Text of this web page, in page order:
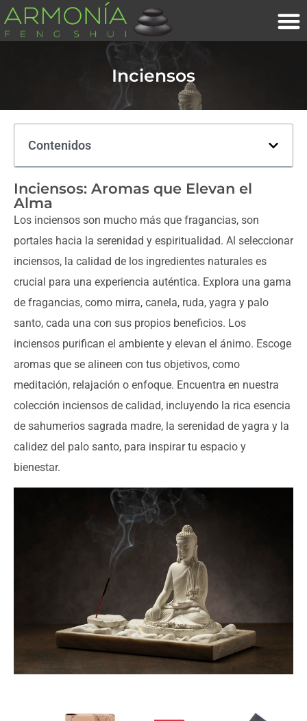
Inciensos
Contenidos
Inciensos: Aromas que Elevan el
Alma
Los inciensos son mucho más que fragancias, son
portales hacia la serenidad y espiritualidad. Al seleccionar
inciensos, la calidad de los ingredientes naturales es
crucial para una experiencia auténtica. Explora una gama
de fragancias, como mirra, canela, ruda, yagra y palo
santo, cada una con sus propios beneficios. Los
inciensos purifican el ambiente y elevan el ánimo. Escoge
aromas que se alineen con tus objetivos, como
meditación, relajación o enfoque. Encuentra en nuestra
colección inciensos de calidad, incluyendo la rica esencia
de sahumerios sagrada madre, la serenidad de yagra y la
calidez del palo santo, para inspirar tu espacio y
bienestar.